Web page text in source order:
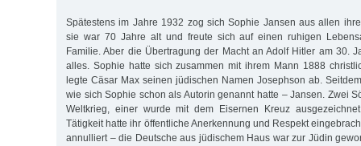
Spätestens im Jahre 1932 zog sich Sophie Jansen aus allen
sie war 70 Jahre alt und freute sich auf einen ruhigen
Familie. Aber die Übertragung der Macht an Adolf Hitler am 30.
alles. Sophie hatte sich zusammen mit ihrem Mann 1888
legte Cäsar Max seinen jüdischen Namen Josephson ab.
wie sich Sophie schon als Autorin genannt hatte – Jansen. Zwei
Weltkrieg, einer wurde mit dem Eisernen Kreuz
Tätigkeit hatte ihr öffentliche Anerkennung und Respekt
annulliert – die Deutsche aus jüdischem Haus war zur Jüdin